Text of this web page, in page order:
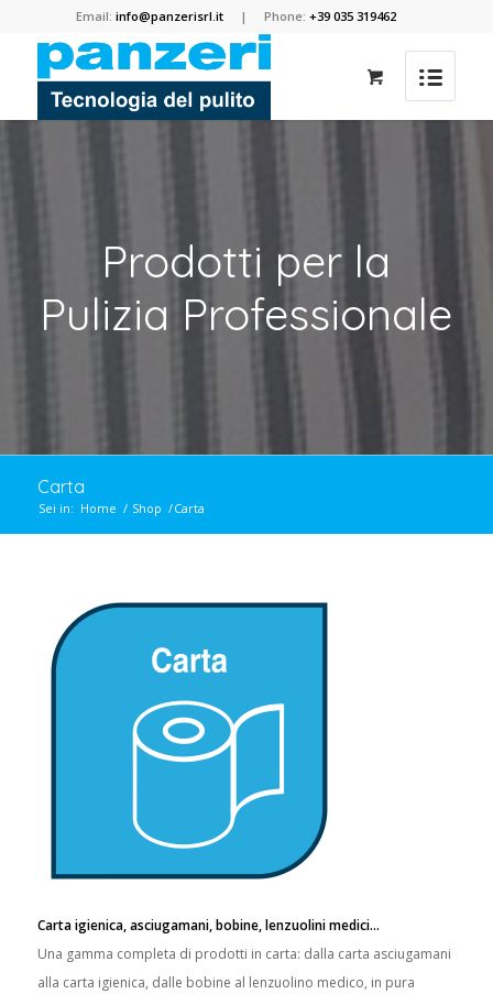
Email:info@panzerisrl.it | Phone:+39 035 319462
Prodotti per la
Pulizia Professionale
Carta
Sei in: Home / Shop /Carta
Carta igienica, asciugamani, bobine, lenzuolini medici…
Una gamma completa di prodotti in carta: dalla carta asciugamani
alla carta igienica, dalle bobine al lenzuolino medico, in pura